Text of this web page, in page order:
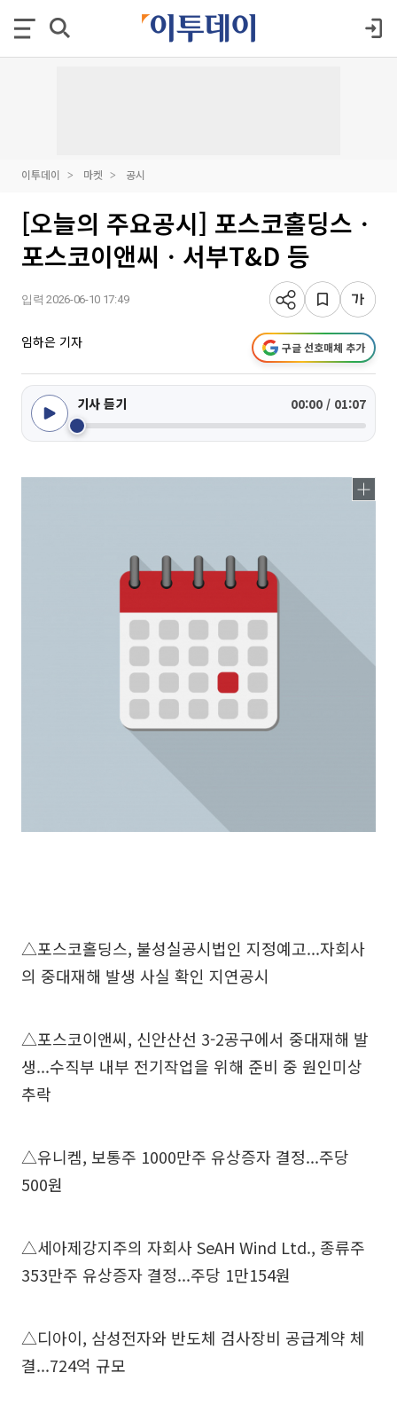
이투데이 마켓 공시
[오늘의 주요공시] 포스코홀딩스ㆍ
포스코이앤씨ㆍ서부T&D 등
입력 2026-06-10 17:49
임하은 기자 구글 선호매체 추가
기사 듣기 00:00 / 01:07
△포스코홀딩스, 불성실공시법인 지정예고...자회사
의 중대재해 발생 사실 확인 지연공시
△포스코이앤씨, 신안산선 3-2공구에서 중대재해 발
생...수직부 내부 전기작업을 위해 준비 중 원인미상
추락
△유니켐, 보통주 1000만주 유상증자 결정...주당
500원
△세아제강지주의 자회사 SeAH Wind Ltd., 종류주
353만주 유상증자 결정...주당 1만154원
△디아이, 삼성전자와 반도체 검사장비 공급계약 체
결...724억 규모